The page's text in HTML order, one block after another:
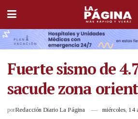
Fuerte sismo de
sacude zona
porRedacción Diario La Página miércoles,